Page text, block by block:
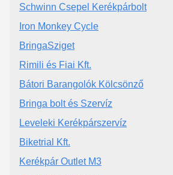
Schwinn Csepel Kerékpárbolt
Iron Monkey Cycle
BringaSziget
Rimili és Fiai Kft.
Bátori Barangolók Kölcsönző
Bringa bolt és Szervíz
Leveleki Kerékpárszervíz
Biketrial Kft.
Kerékpár Outlet M3